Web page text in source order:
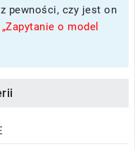
pewności, czy jest on
„Zapytanie o model